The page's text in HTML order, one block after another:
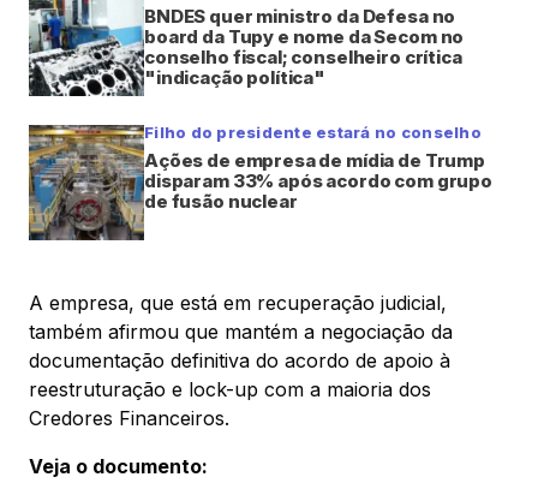
BNDES quer ministro da Defesa no
board da Tupy e nome da Secom no
conselho fiscal; conselheiro crítica
"indicação política"
Filho do presidente estará no conselho
Ações de empresa de mídia de Trump
disparam 33% após acordo com grupo
de fusão nuclear
A empresa, que está em recuperação judicial,
também afirmou que mantém a negociação da
documentação definitiva do acordo de apoio à
reestruturação e lock-up com a maioria dos
Credores Financeiros.
Veja o documento: